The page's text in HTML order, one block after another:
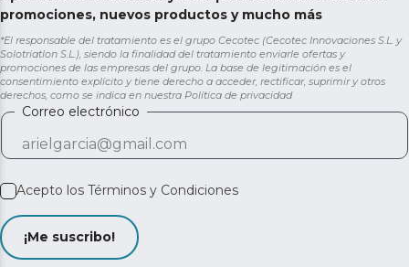
promociones, nuevos productos y mucho más
*El responsable del tratamiento es el grupo Cecotec (Cecotec Innovaciones S.L. y
Solotriatlon S.L.), siendo la finalidad del tratamiento enviarle ofertas y
promociones de las empresas del grupo. La base de legitimación es el
consentimiento explícito y tiene derecho a acceder, rectificar, suprimir y otros
derechos, como se indica en nuestra Política de privacidad
Correo electrónico
Acepto los Términos y Condiciones
¡Me suscribo!